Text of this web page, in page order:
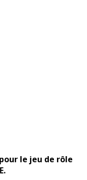
le jeu de rôle